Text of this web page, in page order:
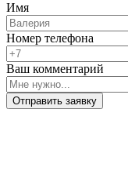
Имя
Номер телефона
Ваш комментарий
Отправить заявку